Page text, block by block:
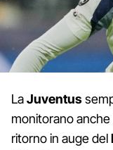
LaJuventus
monitorano
ritorno in auge del